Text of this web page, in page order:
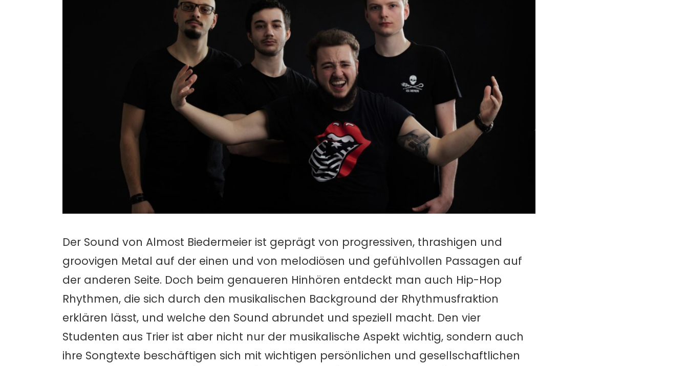
Der Sound von Almost Biedermeier ist geprägt von progressiven, thrashigen und
groovigen Metal auf der einen und von melodiösen und gefühlvollen Passagen auf
der anderen Seite. Doch beim genaueren Hinhören entdeckt man auch Hip-Hop
Rhythmen, die sich durch den musikalischen Background der Rhythmusfraktion
erklären lässt, und welche den Sound abrundet und speziell macht. Den vier
Studenten aus Trier ist aber nicht nur der musikalische Aspekt wichtig, sondern auch
ihre Songtexte beschäftigen sich mit wichtigen persönlichen und gesellschaftlichen